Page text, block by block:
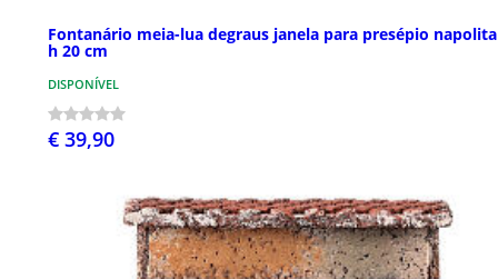
Fontanário meia-lua degraus janela para presépio
h 20 cm
DISPONÍVEL
€ 39,90